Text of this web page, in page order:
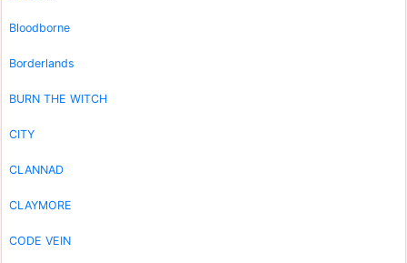
Bloodborne
Borderlands
BURN THE WITCH
CITY
CLANNAD
CLAYMORE
CODE VEIN